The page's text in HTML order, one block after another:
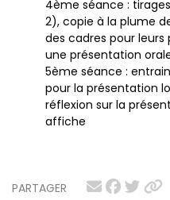
PARTAGER
4ème séance :
2), copie à la plume
des cadres pour
une présentation
5ème séance :
pour la présentation
réflexion sur la
affiche